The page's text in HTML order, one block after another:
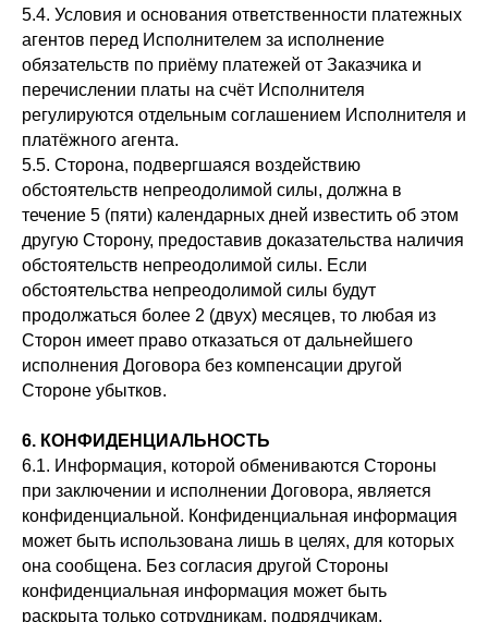
5.4. Условия и основания ответственности платежных
агентов перед Исполнителем за исполнение
обязательств по приёму платежей от Заказчика и
перечислении платы на счёт Исполнителя
регулируются отдельным соглашением Исполнителя и
платёжного агента.
5.5. Сторона, подвергшаяся воздействию
обстоятельств непреодолимой силы, должна в
течение 5 (пяти) календарных дней известить об этом
другую Сторону, предоставив доказательства наличия
обстоятельств непреодолимой силы. Если
обстоятельства непреодолимой силы будут
продолжаться более 2 (двух) месяцев, то любая из
Сторон имеет право отказаться от дальнейшего
исполнения Договора без компенсации другой
Стороне убытков.
6. КОНФИДЕНЦИАЛЬНОСТЬ
6.1. Информация, которой обмениваются Стороны
при заключении и исполнении Договора, является
конфиденциальной. Конфиденциальная информация
может быть использована лишь в целях, для которых
она сообщена. Без согласия другой Стороны
конфиденциальная информация может быть
раскрыта только сотрудникам, подрядчикам,